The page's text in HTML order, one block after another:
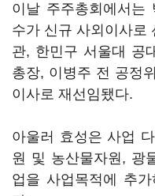
이날 주주총회에서는
수가 신규 사외이사로
관, 한민구 서울대 공
총장, 이병주 전 공정
이사로 재선임됐다.
아울러 효성은 사업
원 및 농산물자원, 광
업을 사업목적에 추